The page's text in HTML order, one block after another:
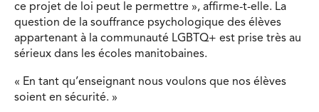
ce projet de loi peut le permettre », affirme-t-elle. La
question de la souffrance psychologique des élèves
appartenant à la communauté LGBTQ+ est prise très au
sérieux dans les écoles manitobaines.
« En tant qu’enseignant nous voulons que nos élèves
soient en sécurité. »